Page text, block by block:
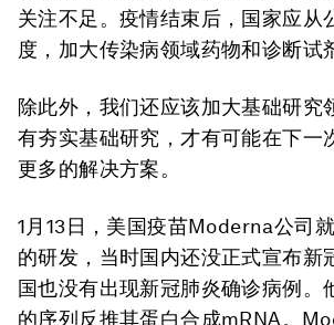
关注不足。疫情结束后，国家应从
度，加大传染病领域药物和诊断试
除此外，我们还应该加大基础研究
有夯实基础研究，才有可能在下一
更多的解决方案。
1月13日，美国疫苗Moderna公司
的研发，当时国内还没正式宣布新
国也没有出现新冠肺炎确诊病例。
的序列反推其蛋白合成mRNA。